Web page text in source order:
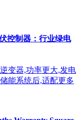
控制器：行业绿电
变器,功率更大,发电
能系统后,适配更多